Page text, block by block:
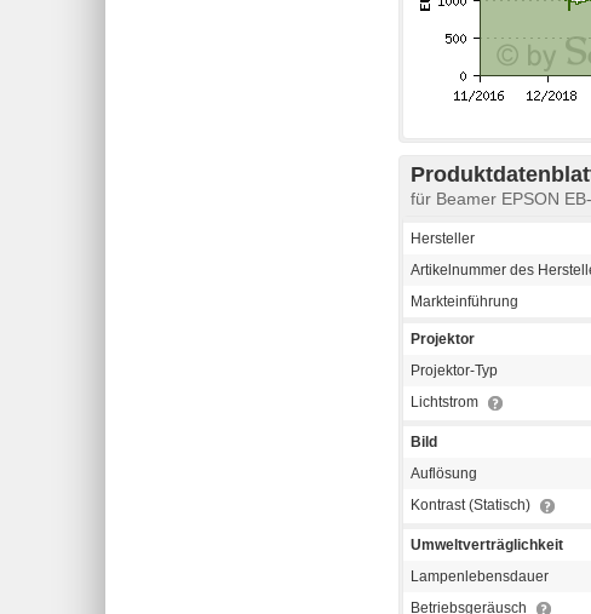
für Beamer EPSON
Hersteller
Artikelnummer des
Markteinführung
Projektor
Projektor-Typ
Lichtstrom
Bild
Auflösung
Kontrast (Statisch)
Umweltverträglichkeit
Lampenlebensdauer
Betriebsgeräusch